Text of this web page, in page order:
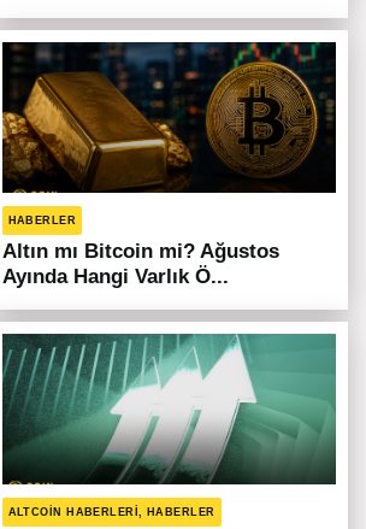
HABERLER
Altın mı Bitcoin mi? Ağustos
Ayında Hangi Varlık Ö...
ALTCOIN HABERLERI, HABERLER